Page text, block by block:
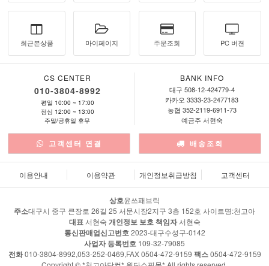
최근본상품 마이페이지 주문조회 PC 버젼
CS CENTER
010-3804-8992
평일 10:00 ~ 17:00
점심 12:00 ~ 13:00
주말/공휴일 휴무
BANK INFO
대구 508-12-424779-4
카카오 3333-23-2477183
농협 352-2119-6911-73
예금주 서현숙
고객센터 연결 배송조회
이용안내 이용약관 개인정보취급방침 고객센터
상호윤쓰패브릭
주소대구시 중구 큰장로 26길 25 서문시장2지구 3층 152호 사이트명:천고아
대표 서현숙 개인정보 보호 책임자서현숙
통신판매업신고번호 2023-대구수성구-0142
사업자 등록번호 109-32-79085
전화010-3804-8992,053-252-0469,FAX 0504-472-9159 팩스0504-472-9159